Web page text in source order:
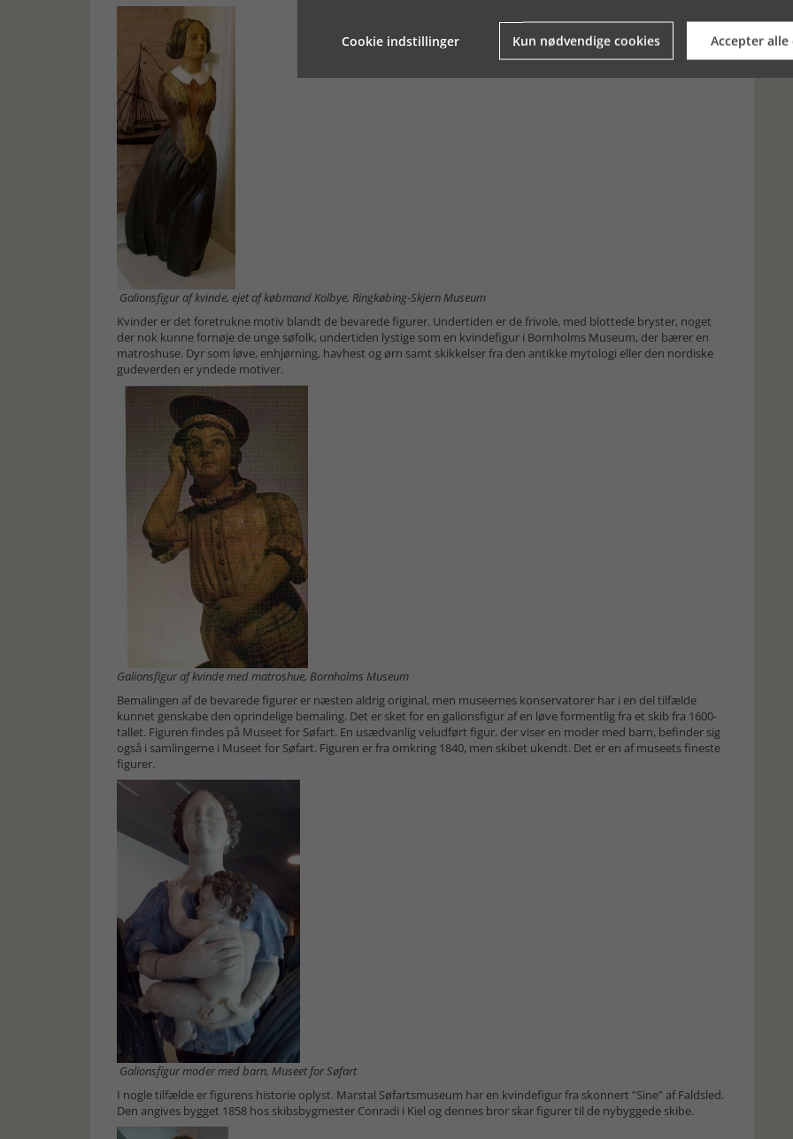
Galionsfigur af kvinde, ejet af købmand Kolbye, Ringkøbing-Skjern Museum
Kvinder er det foretrukne motiv blandt de bevarede figurer. Undertiden er de frivole, med blottede bryster, noget
der nok kunne fornøje de unge søfolk, undertiden lystige som en kvindefigur i Bornholms Museum, der bærer en
matroshuse. Dyr som løve, enhjørning, havhest og ørn samt skikkelser fra den antikke mytologi eller den nordiske
gudeverden er yndede motiver.
Galionsfigur af kvinde med matroshue, Bornholms Museum
Bemalingen af de bevarede figurer er næsten aldrig original, men museernes konservatorer har i en del tilfælde
kunnet genskabe den oprindelige bemaling. Det er sket for en galionsfigur af en løve formentlig fra et skib fra 1600-
tallet. Figuren findes på Museet for Søfart. En usædvanlig veludført figur, der viser en moder med barn, befinder sig
også i samlingerne i Museet for Søfart. Figuren er fra omkring 1840, men skibet ukendt. Det er en af museets fineste
figurer.
Galionsfigur moder med barn, Museet for Søfart
I nogle tilfælde er figurens historie oplyst. Marstal Søfartsmuseum har en kvindefigur fra skonnert ”Sine” af Faldsled.
Den angives bygget 1858 hos skibsbygmester Conradi i Kiel og dennes bror skar figurer til de nybyggede skibe.
Cookie indstillinger Kun nødvendige cookies Accepter alle